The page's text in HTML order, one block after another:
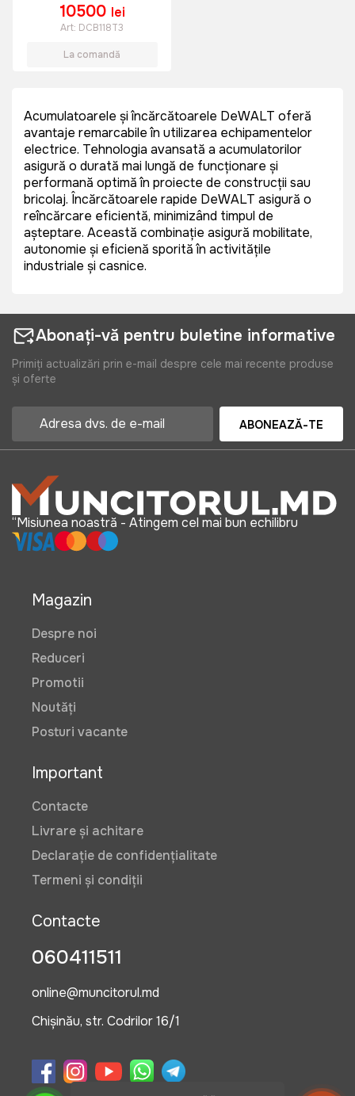
10500 lei
Art: DCB118T3
La comandă
Acumulatoarele și încărcătoarele DeWALT oferă
avantaje remarcabile în utilizarea echipamentelor
electrice. Tehnologia avansată a acumulatorilor
asigură o durată mai lungă de funcționare și
performanță optimă în proiecte de construcții sau
bricolaj. Încărcătoarele rapide DeWALT asigură o
reîncărcare eficientă, minimizând timpul de
așteptare. Această combinație asigură mobilitate,
autonomie și eficiență sporită în activitățile
industriale și casnice.
Abonați-vă pentru buletine informative
Primiți actualizări prin e-mail despre cele mai recente produse
și oferte
ABONEAZĂ-TE
“Misiunea noastră - Atingem cel mai bun echilibru
Magazin
Despre noi
Reduceri
Promotii
Noutăți
Posturi vacante
Important
Contacte
Livrare și achitare
Declarație de confidențialitate
Termeni și condiții
Contacte
060411511
online@muncitorul.md
Chișinău, str. Codrilor 16/1